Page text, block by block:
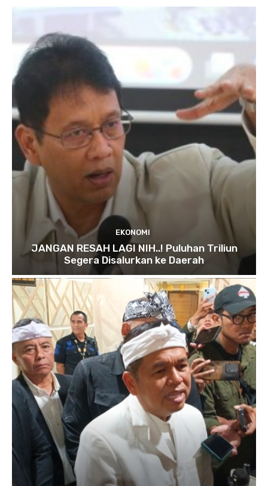
EKONOMI
JANGAN RESAH LAGI NIH..! Puluhan Triliun
Segera Disalurkan ke Daerah